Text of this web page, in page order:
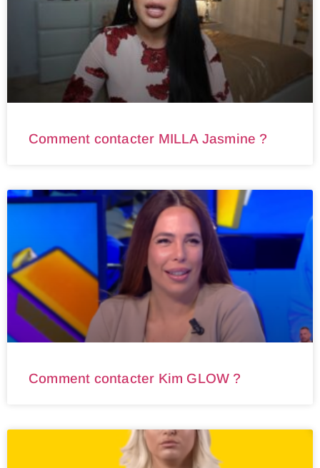
Comment contacter MILLA Jasmine ?
Comment contacter Kim GLOW ?